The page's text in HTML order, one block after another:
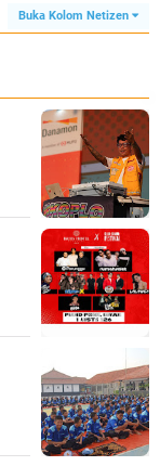
Buka Kolom Netizen